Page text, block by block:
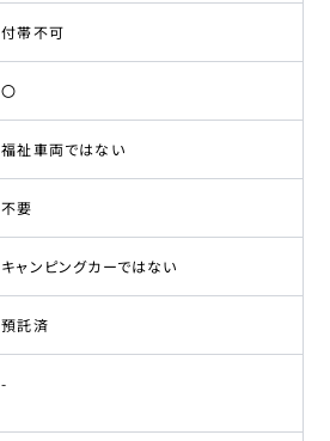
付帯不可
〇
福祉車両ではない
不要
キャンピングカーではない
預託済
-